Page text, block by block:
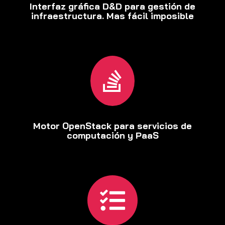
Interfaz gráfica D&D para gestión de
infraestructura. Mas fácil imposible

Motor OpenStack para servicios de
computación y PaaS
